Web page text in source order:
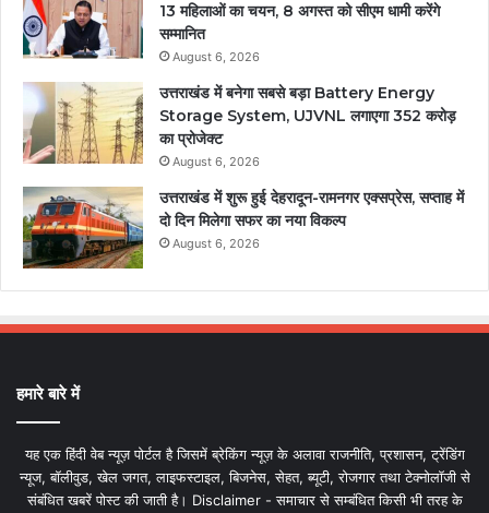
13 महिलाओं का चयन, 8 अगस्त को सीएम धामी करेंगे
सम्मानित
August 6, 2026
उत्तराखंड में बनेगा सबसे बड़ा Battery Energy
Storage System, UJVNL लगाएगा 352 करोड़
का प्रोजेक्ट
August 6, 2026
उत्तराखंड में शुरू हुई देहरादून-रामनगर एक्सप्रेस, सप्ताह में
दो दिन मिलेगा सफर का नया विकल्प
August 6, 2026
हमारे बारे में
यह एक हिंदी वेब न्यूज़ पोर्टल है जिसमें ब्रेकिंग न्यूज़ के अलावा राजनीति, प्रशासन, ट्रेंडिंग
न्यूज, बॉलीवुड, खेल जगत, लाइफस्टाइल, बिजनेस, सेहत, ब्यूटी, रोजगार तथा टेक्नोलॉजी से
संबंधित खबरें पोस्ट की जाती है। Disclaimer - समाचार से सम्बंधित किसी भी तरह के